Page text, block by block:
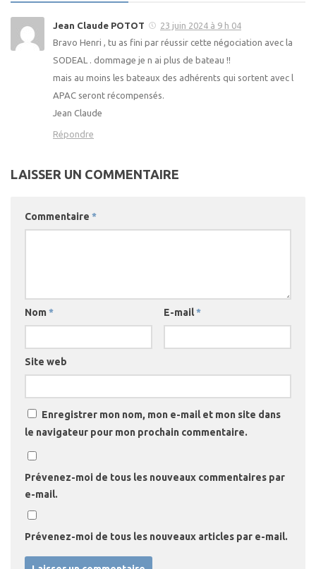
Jean Claude POTOT
23 juin 2024 à 9 h 04
Bravo Henri , tu as fini par réussir cette négociation avec la
SODEAL . dommage je n ai plus de bateau !!
mais au moins les bateaux des adhérents qui sortent avec l
APAC seront récompensés.
Jean Claude
Répondre
LAISSER UN COMMENTAIRE
Commentaire *
Nom * E-mail*
Site web
Enregistrer mon nom, mon e-mail et mon site dans
le navigateur pour mon prochain commentaire.
Prévenez-moi de tous les nouveaux commentaires par
e-mail.
Prévenez-moi de tous les nouveaux articles par e-mail.